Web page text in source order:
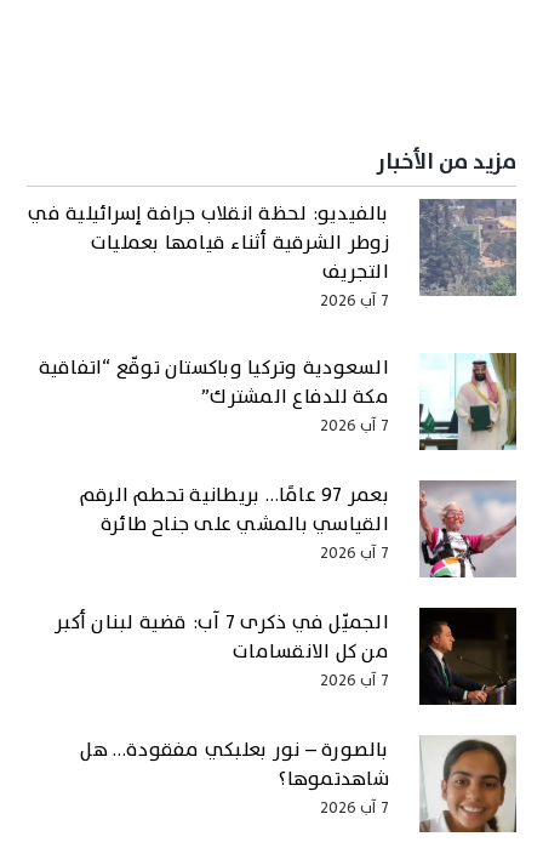
مزيد من الأخبار
بالفيديو: لحظة انقلاب جرافة إسرائيلية في
زوطر الشرقية أثناء قيامها بعمليات
التجريف
7 آب 2026
السعودية وتركيا وباكستان توقّع “اتفاقية
مكة للدفاع المشترك”
7 آب 2026
بعمر 97 عامًا… بريطانية تحطم الرقم
القياسي بالمشي على جناح طائرة
7 آب 2026
الجميّل في ذكرى 7 آب: قضية لبنان أكبر
من كل الانقسامات
7 آب 2026
بالصورة – نور بعلبكي مفقودة… هل
شاهدتموها؟
7 آب 2026